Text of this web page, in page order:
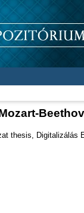
thesis, Digitalizálás